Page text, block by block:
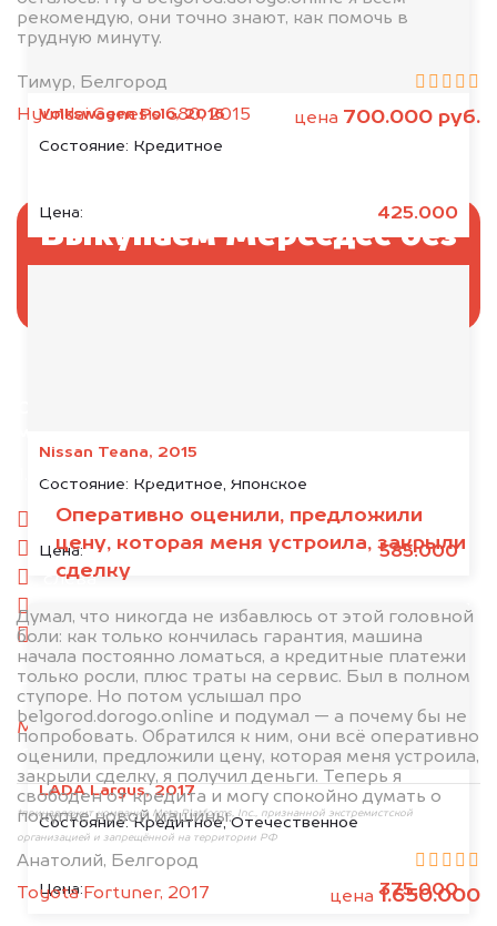
Volkswagen Polo, 2016
Состояние: Кредитное
Цена: 425.000
Nissan Teana, 2015
Состояние: Кредитное, Японское
Цена: 585.000
LADA Largus, 2017
Состояние:Кредитное, Отечественное
Цена: 375.000
рекомендую, они точно знают, как помочь в
трудную минуту.
Тимур, Белгород
Hyundai Genesis G80, 2015
цена 700.000 руб.
Оперативно оценили, предложили
цену, которая меня устроила, закрыли
сделку
Думал, что никогда не избавлюсь от этой головной
боли: как только кончилась гарантия, машина
начала постоянно ломаться, а кредитные платежи
только росли, плюс траты на сервис. Был в полном
ступоре. Но потом услышал про
belgorod.dorogo.online и подумал — а почему бы не
попробовать. Обратился к ним, они всё оперативно
оценили, предложили цену, которая меня устроила,
закрыли сделку, я получил деньги. Теперь я
свободен от кредита и могу спокойно думать о
покупке новой машины.
Анатолий, Белгород
Toyota Fortuner, 2017
цена 1.650.000
Выкупаем Мерседес без
1. Сфотографируйте машину:
спереди
сзади
слева
салон
2. Отправьте фотографии на номер
+79584983298 по WhatsApp*,
MAX
или на электронную почту
info@dorogo.online
*принадлежит компании Meta Platforms, Inc., признанной экстремистской
организацией и запрещённой на территории РФ